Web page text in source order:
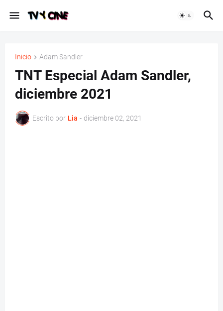
Inicio Adam Sandler
TNT Especial Adam Sandler,
diciembre 2021
Escrito por Lia - diciembre 02, 2021